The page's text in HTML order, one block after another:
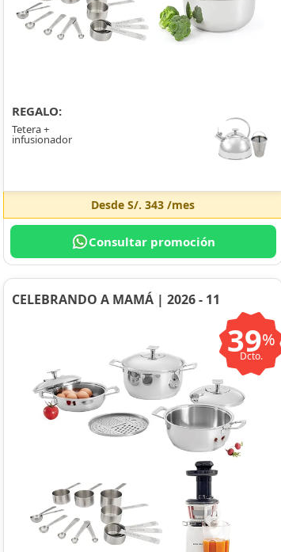
REGALO:
Tetera +
infusionador
DesdeS/. 343 /mes
Consultar promoción
CELEBRANDO A MAMÁ | 2026 - 11
39%
Dcto.